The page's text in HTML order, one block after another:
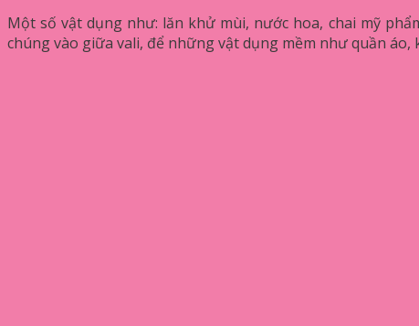
Một số vật dụng như: lăn khử mùi, nước hoa, chai mỹ
chúng vào giữa vali, để những vật dụng mềm như quần áo,